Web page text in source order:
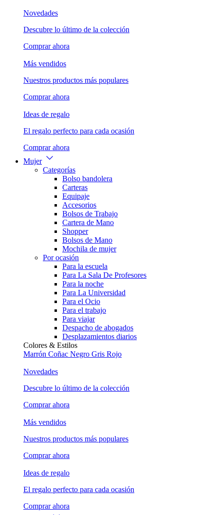
Novedades
Descubre lo último de la colección
Comprar ahora
Más vendidos
Nuestros productos más populares
Comprar ahora
Ideas de regalo
El regalo perfecto para cada ocasión
Comprar ahora
Mujer
Categorías
Bolso bandolera
Carteras
Equipaje
Accesorios
Bolsos de Trabajo
Cartera de Mano
Shopper
Bolsos de Mano
Mochila de mujer
Por ocasión
Para la escuela
Para La Sala De Profesores
Para la noche
Para La Universidad
Para el Ocio
Para el trabajo
Para viajar
Despacho de abogados
Desplazamientos diarios
Colores & Estilos
Marrón Coñac Negro Gris Rojo
Novedades
Descubre lo último de la colección
Comprar ahora
Más vendidos
Nuestros productos más populares
Comprar ahora
Ideas de regalo
El regalo perfecto para cada ocasión
Comprar ahora